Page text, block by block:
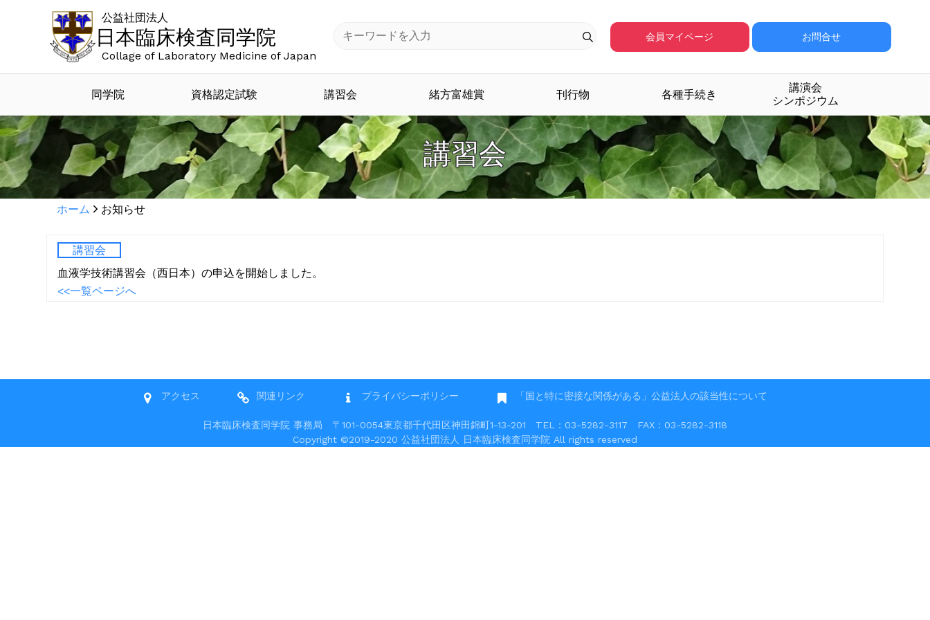
日本臨床検査同学院
公益社団法人
Collage of Laboratory Medicine of Japan
会員マイページ お問合せ
同学院 資格認定試験 講習会 緒方富雄賞 刊行物 各種手続き
講演会
シンポジウム
講習会
ホーム お知らせ
講習会
血液学技術講習会（西日本）の申込を開始しました。
<<一覧ページへ
アクセス 関連リンク プライバシーポリシー 「国と特に密接な関係がある」公益法人の該当性について
日本臨床検査同学院 事務局 〒101-0054東京都千代田区神田錦町1-13-201 TEL：03-5282-3117 FAX：03-5282-3118
Copyright ©2019-2020 公益社団法人 日本臨床検査同学院 All rights reserved